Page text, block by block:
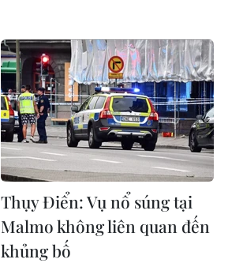
Thụy Điển: Vụ nổ súng tại
Malmo không liên quan đến
khủng bố